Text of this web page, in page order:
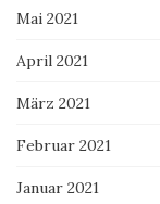
Mai 2021
April 2021
März 2021
Februar 2021
Januar 2021